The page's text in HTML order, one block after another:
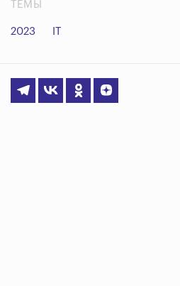
ТЕМЫ
2023 IT